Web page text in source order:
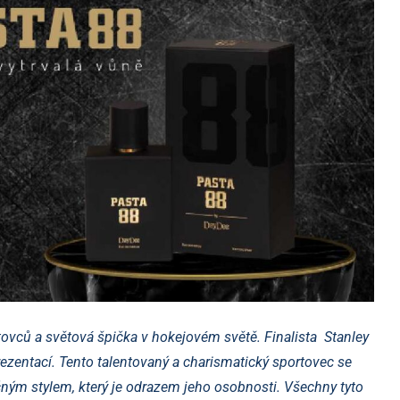
a světová špička v hokejovém světě. Finalista Stanley
Tento talentovaný a charismatický sportovec se
stylem, který je odrazem jeho osobnosti. Všechny tyto